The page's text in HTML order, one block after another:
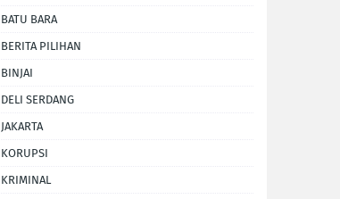
BATU BARA
BERITA PILIHAN
BINJAI
DELI SERDANG
JAKARTA
KORUPSI
KRIMINAL